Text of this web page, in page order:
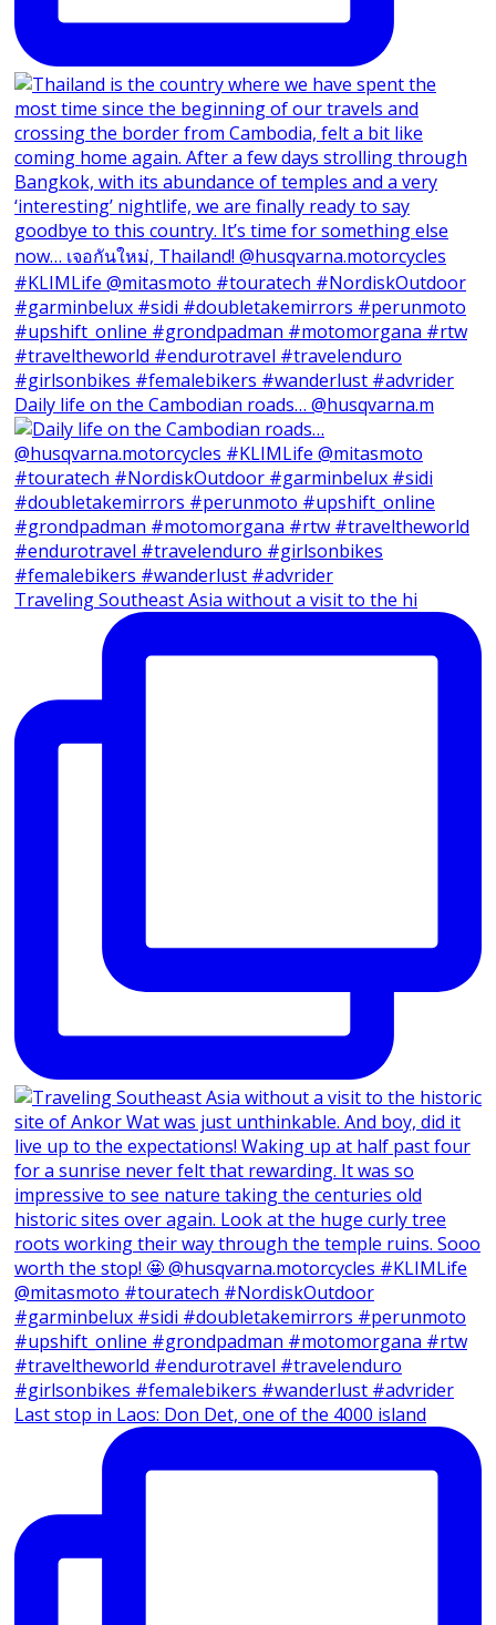
Daily life on the Cambodian roads… @husqvarna.m
Traveling Southeast Asia without a visit to the hi
Last stop in Laos: Don Det, one of the 4000 island